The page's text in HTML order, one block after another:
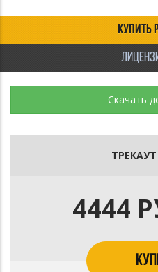
КУПИТЬ
Скачать
4444